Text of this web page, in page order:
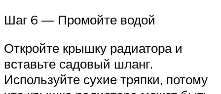
Шаг 6 — Промойте водой
Откройте крышку радиатора и
вставьте садовый шланг.
Используйте сухие тряпки, потому